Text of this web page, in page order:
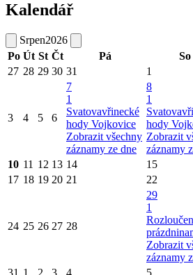
Kalendář
Srpen2026
Po Út St Čt Pá So
27 28 29 30 31 1
3 4 5 6
7
1
Svatovavřinecké
hody Vojkovice
Zobrazit všechny
záznamy ze dne
8
1
hody
Zobrazit
záznamy
10 11 12 13 14 15
17 18 19 20 21 22
24 25 26 27 28
29
1
Zobrazit
záznamy